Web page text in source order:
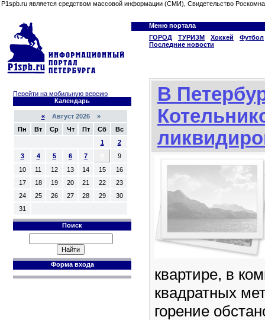
P1spb.ru является средством массовой информации (СМИ), Свидетельство
Меню портала
ГОРОД
ТУРИЗМ Хоккей
Футбол
Последние новости
Перейти на мобильную версию
Календарь
«Август 2026 »
Пн
Вт Ср Чт Пт Сб
Вс
1
2
3
4 5 6 7
9
10
11 12 13 14 15
16
17
18 19 20 21 22
23
24
25 26 27 28 29
30
31
Поиск
Форма входа
В
квартире, в
квадратных
горение